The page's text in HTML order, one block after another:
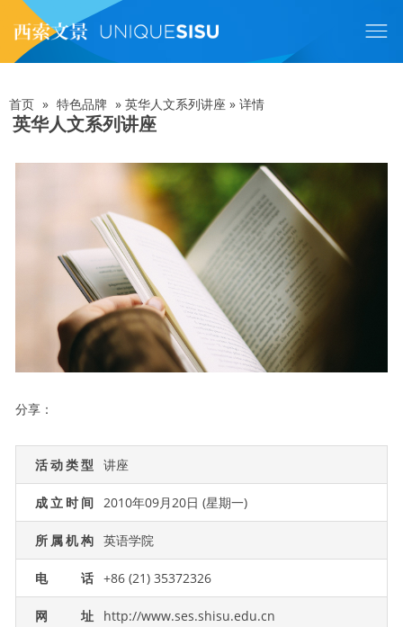
主
内
面
包
首页 » 特色品牌 » 英华人文系列讲座 » 详情
英华人文系列讲座
分享：
活动类型 讲座
成立时间 2010年09月20日 (星期一)
所属机构 英语学院
电话 +86 (21) 35372326
网址 http://www.ses.shisu.edu.cn